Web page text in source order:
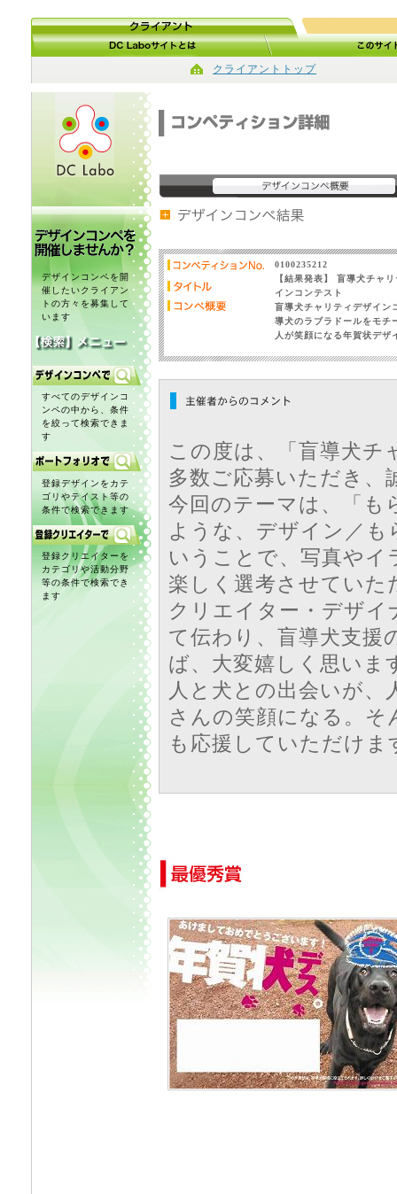
クライアントトップ
デザインコンペを開
催したいクライアン
トの方々を募集して
います
すべてのデザインコ
ンペの中から、条件
を絞って検索できま
す
登録デザインをカテ
ゴリやテイスト等の
条件で検索できます
登録クリエイターを
カテゴリや活動分野
等の条件で検索でき
ます
0100235212
【結果発表】 盲導犬チャ
インコンテスト
盲導犬チャリティデザイン
導犬のラブラドールをモチ
人が笑顔になる年賀状デザ
この度は、「盲導犬
多数ご応募いただき
今回のテーマは、「も
ような、デザイン／
いうことで、写真やイ
楽しく選考させていた
クリエイター・デザ
て伝わり、盲導犬支援
ば、大変嬉しく思いま
人と犬との出会いが
さんの笑顔になる。そ
も応援していただけ